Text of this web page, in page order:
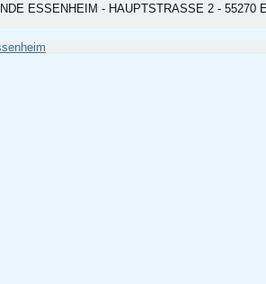
ESSENHEIM - HAUPTSTRASSE 2 - 55270